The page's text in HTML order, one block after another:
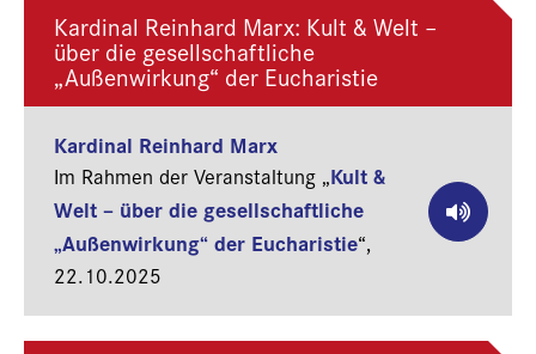
Kardinal Reinhard Marx: Kult & Welt –
über die gesellschaftliche
„Außenwirkung“ der Eucharistie
Kardinal Reinhard Marx
Im Rahmen der Veranstaltung „Kult &
Welt – über die gesellschaftliche
„Außenwirkung“ der Eucharistie“,
22.10.2025